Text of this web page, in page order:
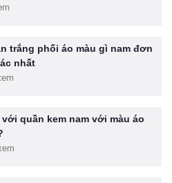
trắng phối áo màu gì nam đơn
nhất
quần kem nam với màu áo